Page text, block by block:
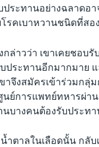
ประทานอย่างฉลาดอ
รคเบาหวานชนิดที่สอง
ล่าวว่า เขาเคยชอบ
ระทานอีกมากมาย แ
าจึงสมัครเข้าร่วมกลุ่
นย์การแพทย์ทหารผ่า
นบางคนต้องรับประท
ำตาลในเลือดนั้น กลั